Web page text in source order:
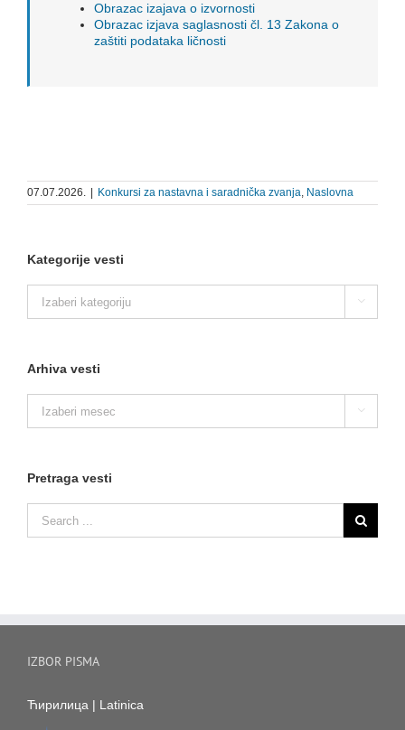
Obrazac izajava o izvornosti
Obrazac izjava saglasnosti čl. 13 Zakona o
zaštiti podataka ličnosti
07.07.2026. Konkursi za nastavna i saradnička zvanja, Naslovna
Kategorije vesti
vesti

Arhiva vesti
vesti

Pretraga vesti
IZBOR PISMA
Ћирилица | Latinica